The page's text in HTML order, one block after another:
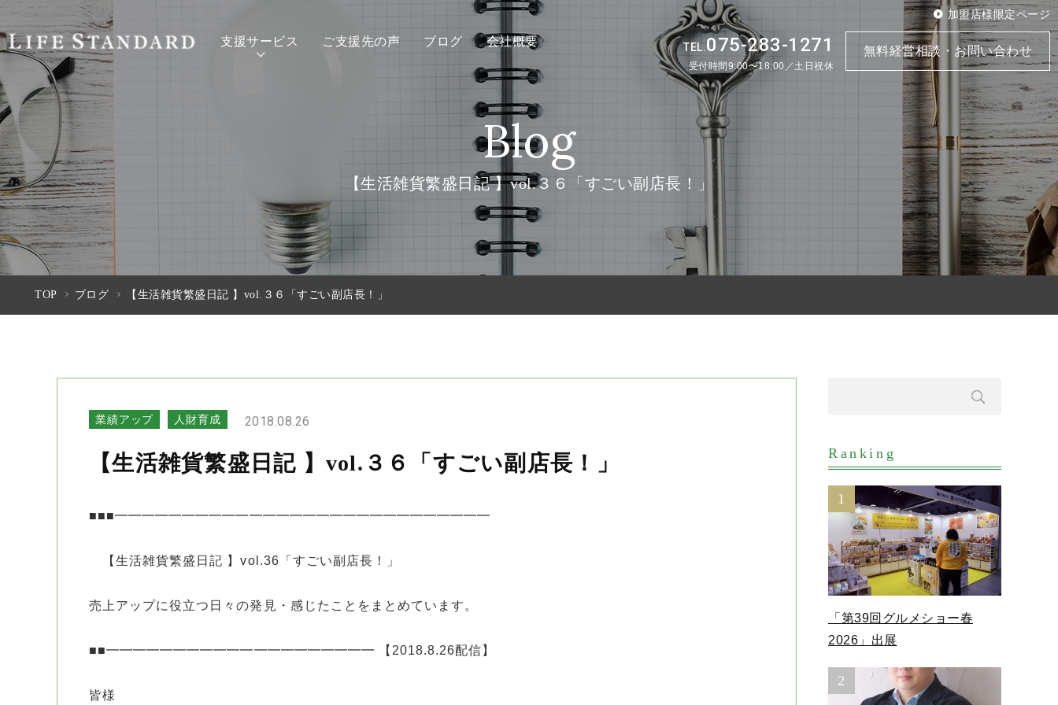
加盟店様限定ページ
支援サービス ご支援先の声 ブログ 会社概要 TEL.075-283-1271
受付時間9:00〜18:00／土日祝休
無料経営相談・お問い合わせ
Blog
【生活雑貨繁盛日記 】vol.３６「すごい副店長！」
TOP ブログ 【生活雑貨繁盛日記 】vol.３６「すごい副店長！」
業績アップ 人財育成 2018.08.26
【生活雑貨繁盛日記 】vol.３６「すごい副店長！」
■■■━━━━━━━━━━━━━━━━━━━━━━━━━━━━
【生活雑貨繁盛日記 】vol.36「すごい副店長！」
売上アップに役立つ日々の発見・感じたことをまとめています。
■■━━━━━━━━━━━━━━━━━━━━ 【2018.8.26配信】
皆様
Ranking
1
「第39回グルメショー春
2026」出展
2